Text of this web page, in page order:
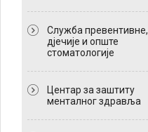
Служба превентивне,
дјечије и опште
стоматологије
Центар за заштиту
менталног здравља